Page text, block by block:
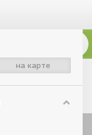
на карте